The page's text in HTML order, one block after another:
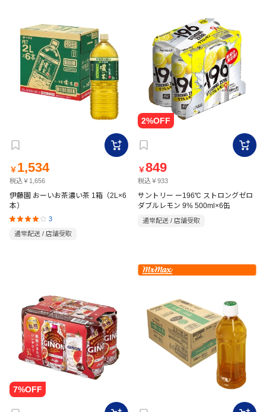
￥ 1,534
税込￥1,656
伊藤園 おーいお茶濃い茶 1箱（2L×6
本）
3
通常配送 / 店舗受取
￥849
税込￥933
サントリー ー196℃ ストロングゼロ
ダブルレモン 9% 500ml×6缶
通常配送 / 店舗受取